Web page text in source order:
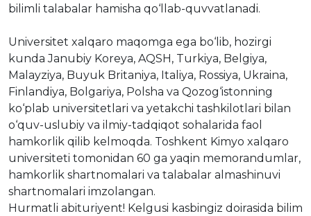
bilimli talabalar hamisha qo‘llab-quvvatlanadi.
Universitet xalqaro maqomga ega bo‘lib, hozirgi
kunda Janubiy Koreya, AQSH, Turkiya, Belgiya,
Malayziya, Buyuk Britaniya, Italiya, Rossiya, Ukraina,
Finlandiya, Bolgariya, Polsha va Qozog‘istonning
ko‘plab universitetlari va yetakchi tashkilotlari bilan
o‘quv-uslubiy va ilmiy-tadqiqot sohalarida faol
hamkorlik qilib kelmoqda. Toshkent Kimyo xalqaro
universiteti tomonidan 60 ga yaqin memorandumlar,
hamkorlik shartnomalari va talabalar almashinuvi
shartnomalari imzolangan.
Hurmatli abituriyent! Kelgusi kasbingiz doirasida bilim